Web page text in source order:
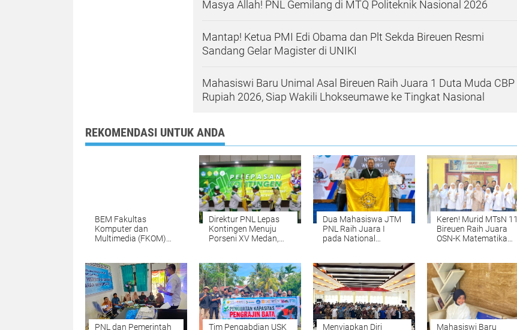
Masya Allah! PNL Gemilang di MTQ Politeknik Nasional 2026
Mantap! Ketua PMI Edi Obama dan Plt Sekda Bireuen Resmi
Sandang Gelar Magister di UNIKI
Mahasiswi Baru Unimal Asal Bireuen Raih Juara 1 Duta Muda CBP
Rupiah 2026, Siap Wakili Lhokseumawe ke Tingkat Nasional
REKOMENDASI UNTUK ANDA
BEM Fakultas
Komputer dan
Multimedia (FKOM)
Direktur PNL Lepas
Kontingen Menuju
Porseni XV Medan,
Sportivitas
Dua Mahasiswa JTM
PNL Raih Juara I
pada National
Surabaya
Keren! Murid MTsN 11
Bireuen Raih Juara
OSN-K Matematika
PNL dan Pemerintah
Tim Pengabdian USK
Menyiapkan Diri
Mahasiswi Baru